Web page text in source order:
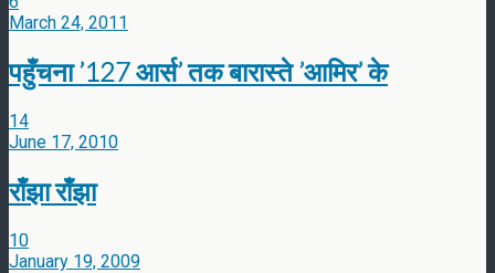
March 24, 2011
पहुँचना ’127 आर्स’ तक बारास्ते ’आमिर’ के
14
June 17, 2010
राँझा राँझा
10
January 19, 2009